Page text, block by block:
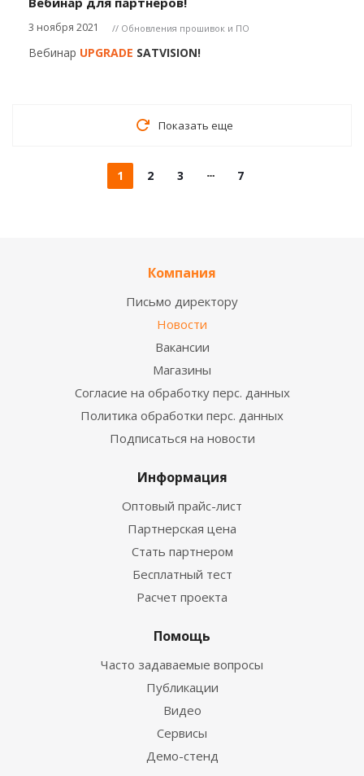
3 ноября 2021 // Обновления прошивок и ПО
Вебинар UPGRADE SATVISION!
Показать еще
1 2 3 7
Компания
Письмо директору
Новости
Вакансии
Магазины
Согласие на обработку перс. данных
Политика обработки перс. данных
Подписаться на новости
Информация
Оптовый прайс-лист
Партнерская цена
Стать партнером
Бесплатный тест
Расчет проекта
Помощь
Часто задаваемые вопросы
Публикации
Видео
Сервисы
Демо-стенд